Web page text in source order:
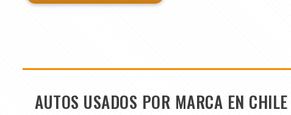
AUTOS USADOS POR MARCA EN CHILE